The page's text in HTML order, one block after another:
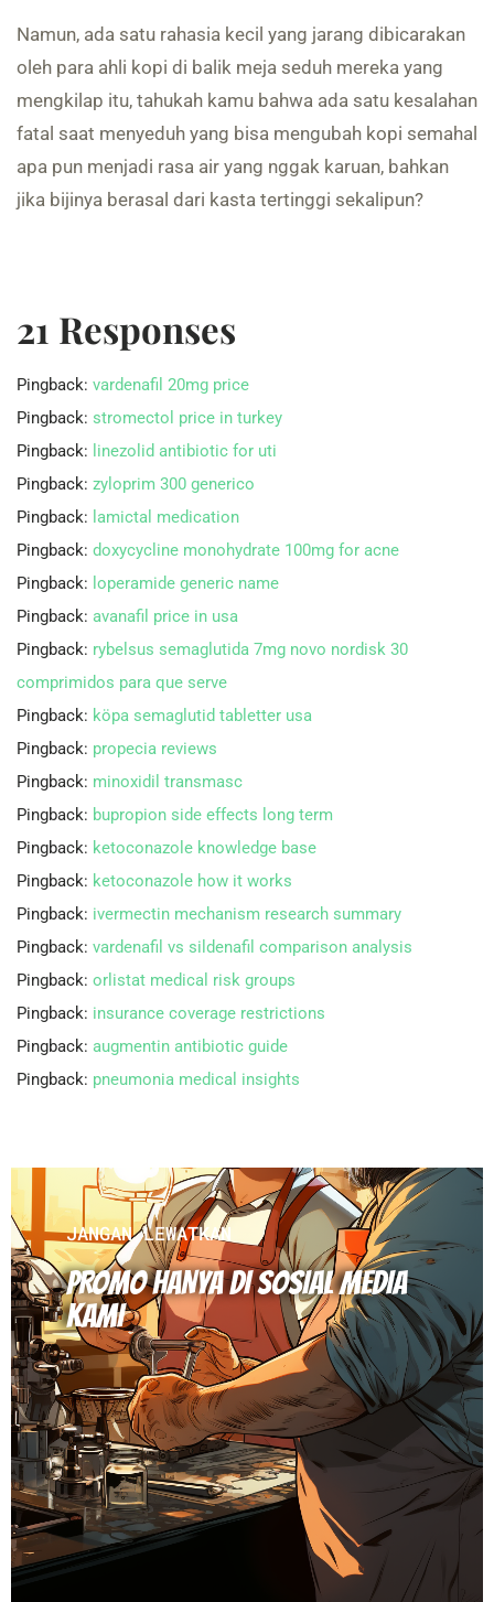
Namun, ada satu rahasia kecil yang jarang dibicarakan
oleh para ahli kopi di balik meja seduh mereka yang
mengkilap itu, tahukah kamu bahwa ada satu kesalahan
fatal saat menyeduh yang bisa mengubah kopi semahal
apa pun menjadi rasa air yang nggak karuan, bahkan
jika bijinya berasal dari kasta tertinggi sekalipun?
21 Responses
Pingback: vardenafil 20mg price
Pingback: stromectol price in turkey
Pingback: linezolid antibiotic for uti
Pingback: zyloprim 300 generico
Pingback: lamictal medication
Pingback: doxycycline monohydrate 100mg for acne
Pingback: loperamide generic name
Pingback: avanafil price in usa
Pingback: rybelsus semaglutida 7mg novo nordisk 30
comprimidos para que serve
Pingback: köpa semaglutid tabletter usa
Pingback: propecia reviews
Pingback: minoxidil transmasc
Pingback: bupropion side effects long term
Pingback: ketoconazole knowledge base
Pingback: ketoconazole how it works
Pingback: ivermectin mechanism research summary
Pingback: vardenafil vs sildenafil comparison analysis
Pingback: orlistat medical risk groups
Pingback: insurance coverage restrictions
Pingback: augmentin antibiotic guide
Pingback: pneumonia medical insights
JANGAN LEWATKAN
PROMO HANYA DI SOSIAL MEDIA
KAMI